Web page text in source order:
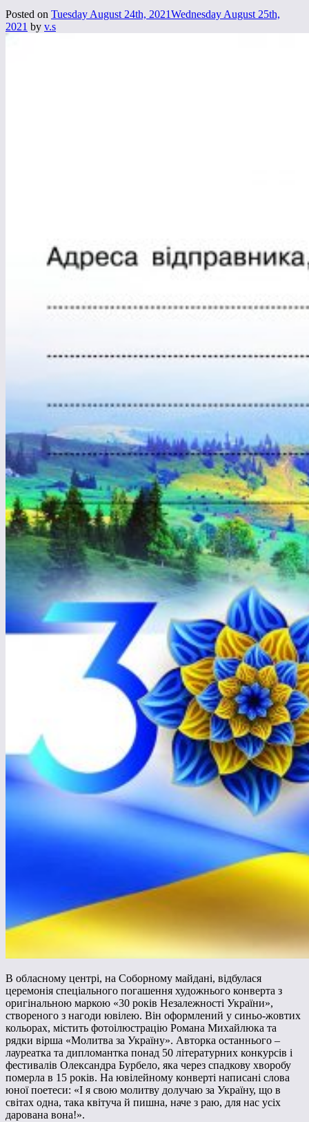
Posted on Tuesday August 24th, 2021Wednesday August 25th,
2021 by v.s
В обласному центрі, на Соборному майдані, відбулася
церемонія спеціального погашення художнього конверта з
оригінальною маркою «30 років Незалежності України»,
створеного з нагоди ювілею. Він оформлений у синьо-жовтих
кольорах, містить фотоілюстрацію Романа Михайлюка та
рядки вірша «Молитва за Україну». Авторка останнього –
лауреатка та дипломантка понад 50 літературних конкурсів і
фестивалів Олександра Бурбело, яка через спадкову хворобу
померла в 15 років. На ювілейному конверті написані слова
юної поетеси: «І я свою молитву долучаю за Україну, що в
світах одна, така квітуча й пишна, наче з раю, для нас усіх
дарована вона!».